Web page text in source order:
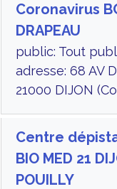
Coronavirus
DRAPEAU
public: Tout
adresse: 68 AV
21000 DIJON
Centre
BIO MED 21
POUILLY